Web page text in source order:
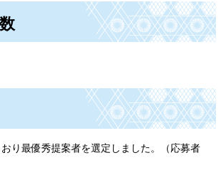
り最優秀提案者を選定しました。（応募者